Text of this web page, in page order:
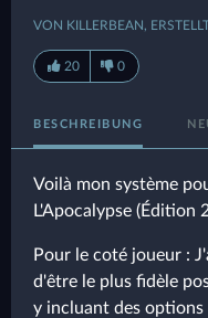
VON KILLERBEAN,
20 0
BESCHREIBUNG
Voilà mon système
L'Apocalypse (Édition
Pour le coté joueur :
d'être le plus fidèle
y incluant des